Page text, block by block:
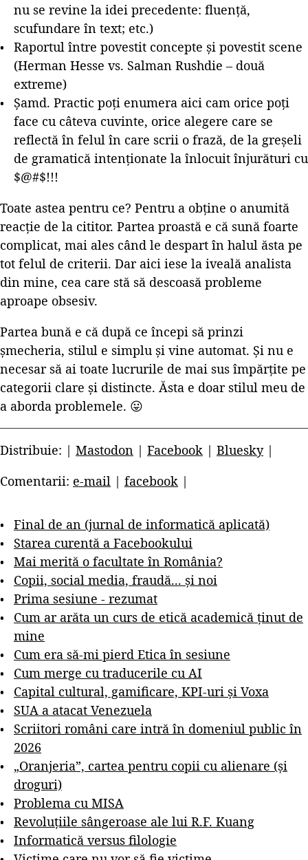
nu se revine la idei precedente: fluență,
scufundare în text; etc.)
Raportul între povestit concepte și povestit scene
(Herman Hesse vs. Salman Rushdie – două
extreme)
Șamd. Practic poți enumera aici cam orice poți
face cu câteva cuvinte, orice alegere care se
reflectă în felul în care scrii o frază, de la greșeli
de gramatică intenționate la înlocuit înjurături cu
$@#$!!!
Toate astea pentru ce? Pentru a obține o anumită
reacție de la cititor. Partea proastă e că sună foarte
complicat, mai ales când le despart în halul ăsta pe
tot felul de criterii. Dar aici iese la iveală analista
din mine, cea care stă să descoasă probleme
aproape obsesiv.
Partea bună e că după ce începi să prinzi
șmecheria, stilul e simplu și vine automat. Și nu e
necesar să ai toate lucrurile de mai sus împărțite pe
categorii clare și distincte. Ăsta e doar stilul meu de
a aborda problemele. 😛
Distribuie: | Mastodon | Facebook | Bluesky|
Comentarii: e-mail | facebook |
Final de an (jurnal de informatică aplicată)
Starea curentă a Facebookului
Mai merită o facultate în România?
Copii, social media, fraudă... și noi
Prima sesiune - rezumat
Cum ar arăta un curs de etică academică ținut de
mine
Cum era să-mi pierd Etica în sesiune
Cum merge cu traducerile cu AI
Capital cultural, gamificare, KPI-uri și Voxa
SUA a atacat Venezuela
Scriitori români care intră în domeniul public în
2026
„Oranjeria”, cartea pentru copii cu alienare (și
droguri)
Problema cu MISA
Revoluțiile sângeroase ale lui R.F. Kuang
Informatică versus filologie